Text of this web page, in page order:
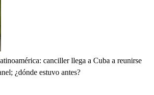
canciller llega a Cuba a reunirse
¿dónde estuvo antes?